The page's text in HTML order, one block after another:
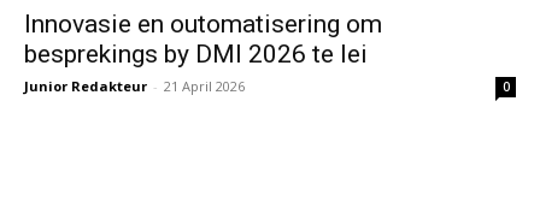
Innovasie en outomatisering om
besprekings by DMI 2026 te lei
Junior Redakteur - 21 April 2026 0